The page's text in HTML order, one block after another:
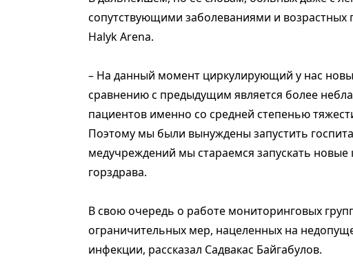
сопутствующими заболеваниями и возрастных
Halyk Arena.
– На данный момент циркулирующий у нас
сравнению с предыдущим является более
пациентов именно со средней степенью
Поэтому мы были вынуждены запустить
медучреждений мы стараемся запускать новые
горздрава.
В свою очередь о работе мониторинговых
ограничительных мер, нацеленных на
инфекции, рассказал Садвакас Байгабулов.